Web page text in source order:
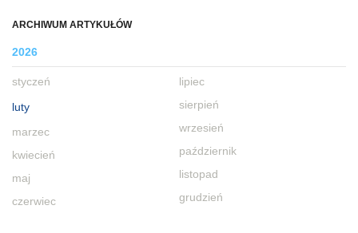
ARCHIWUM ARTYKUŁÓW
2026
styczeń
luty
marzec
kwiecień
maj
czerwiec
lipiec
sierpień
wrzesień
październik
listopad
grudzień